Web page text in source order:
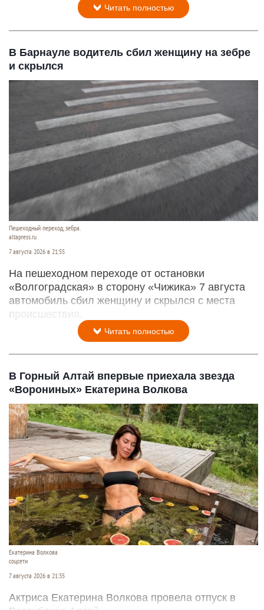
Читать полностью
В Барнауле водитель сбил женщину на зебре
и скрылся
Пешеходный переход, зебра.
altapress.ru
7 августа 2026 в 21:55
На пешеходном переходе от остановки
«Волгоградская» в сторону «Чижика» 7 августа
автомобиль сбил женщину и скрылся с места
происшествия.
Читать полностью
В Горный Алтай впервые приехала звезда
«Ворониных» Екатерина Волкова
Екатерина Волкова
соцсети
7 августа 2026 в 21:35
Актриса Екатерина Волкова провела отпуск в